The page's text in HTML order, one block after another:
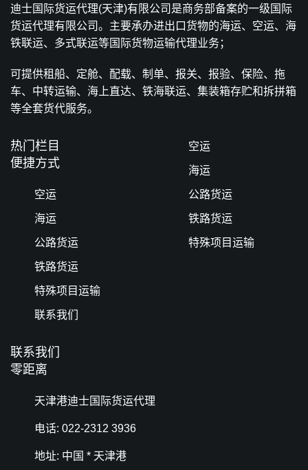
迪士国际货运代理(天津)有限公司是商务部备案的一级国际
货运代理有限公司。主要承办进出口货物的海运、空运、海
铁联运、多式联运等国际货物运输代理业务；
可提供租船、定舱、配载、制单、报关、报验、保险、拖
车、中转运输、海上直达、铁海联运、集装箱存贮和拆拼箱
等全套货代服务。
热门栏目
便捷方式
空运
海运
公路货运
铁路货运
特殊项目运输
联系我们
空运
海运
公路货运
铁路货运
特殊项目运输
联系我们
零距离
天津港迪士国际货运代理
电话: 022-2312 3936
地址: 中国 * 天津港